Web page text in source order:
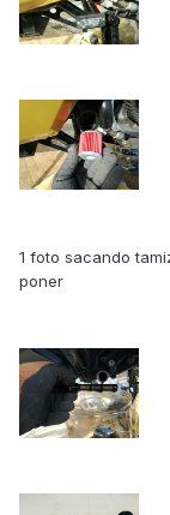
1 foto sacando
poner